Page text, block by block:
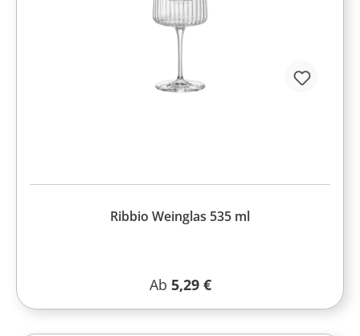
Ribbio Weinglas 535 ml
Regulärer Preis:
Ab 5,29 €